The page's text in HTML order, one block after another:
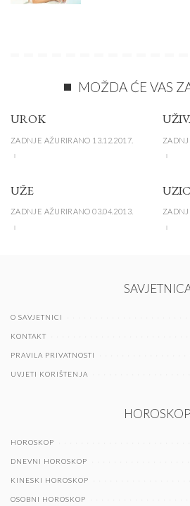
MOŽDA ĆE VAS
UROK
ZADNJE AŽURIRANO 13.12.2017.
UŽE
ZADNJE AŽURIRANO 03.04.2013.
O SAVJETNICI
KONTAKT
PRAVILA PRIVATNOSTI
UVJETI KORIŠTENJA
HOROSKOP
HOROSKOP
DNEVNI HOROSKOP
KINESKI HOROSKOP
OSOBNI HOROSKOP